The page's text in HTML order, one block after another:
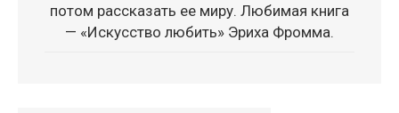
потом рассказать ее миру. Любимая книга
— «Искусство любить» Эриха Фромма.